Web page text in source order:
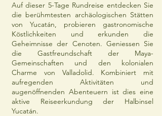
Auf dieser 5-Tage Rundreise entdecken Sie
die berühmtesten archäologischen Stätten
von Yucatán, probieren gastronomische
Köstlichkeiten und erkunden die
Geheimnisse der Cenoten. Geniessen Sie
die Gastfreundschaft der Maya-
Gemeinschaften und den kolonialen
Charme von Valladolid. Kombiniert mit
aufregenden Aktivitäten und
augenöffnenden Abenteuern ist dies eine
aktive Reiseerkundung der Halbinsel
Yucatán.